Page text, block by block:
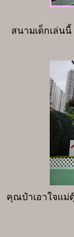
สนามเด็กเล่น
คุณป๋าเอาใจแม่